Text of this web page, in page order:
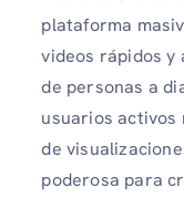
plataforma
videos rápidos y
de personas a
usuarios activos
de
poderosa para